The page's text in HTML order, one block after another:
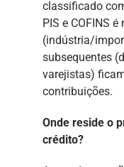
classificado
PIS e COFINS
(indústria/
subsequentes
varejistas)
contribuições.
Onde reside o
crédito?